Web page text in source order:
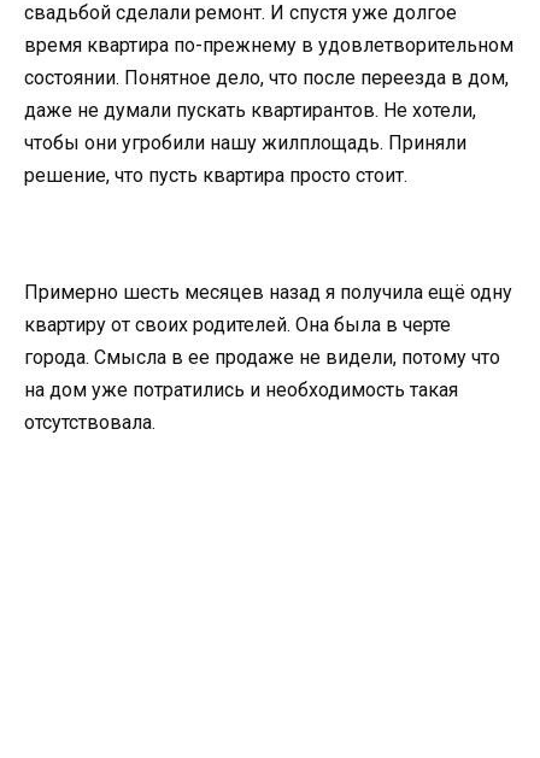
свадьбой сделали ремонт. И спустя уже долгое
время квартира по-прежнему в удовлетворительном
состоянии. Понятное дело, что после переезда в дом,
даже не думали пускать квартирантов. Не хотели,
чтобы они угробили нашу жилплощадь. Приняли
решение, что пусть квартира просто стоит.
Примерно шесть месяцев назад я получила ещё одну
квартиру от своих родителей. Она была в черте
города. Смысла в ее продаже не видели, потому что
на дом уже потратились и необходимость такая
отсутствовала.